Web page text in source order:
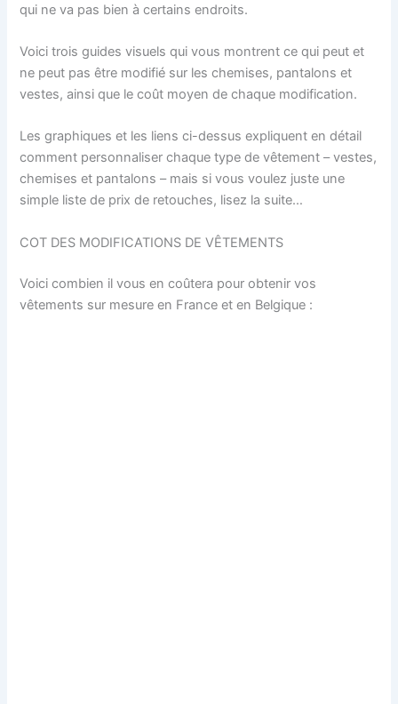
qui ne va pas bien à certains endroits.
Voici trois guides visuels qui vous montrent ce qui peut et
ne peut pas être modifié sur les chemises, pantalons et
vestes, ainsi que le coût moyen de chaque modification.
Les graphiques et les liens ci-dessus expliquent en détail
comment personnaliser chaque type de vêtement – vestes,
chemises et pantalons – mais si vous voulez juste une
simple liste de prix de retouches, lisez la suite…
COT DES MODIFICATIONS DE VÊTEMENTS
Voici combien il vous en coûtera pour obtenir vos
vêtements sur mesure en France et en Belgique :